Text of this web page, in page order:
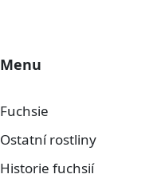
Menu
Fuchsie
Ostatní rostliny
Historie fuchsií